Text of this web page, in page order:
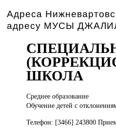
Адреса
адресу МУСЫ
ШКОЛА
Среднее образование
Обучение детей с
Телефон: [3466] 243800